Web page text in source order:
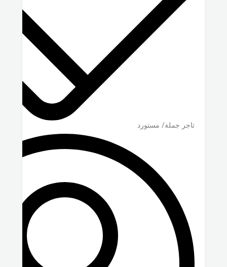
تاجر جملة/ مستورد